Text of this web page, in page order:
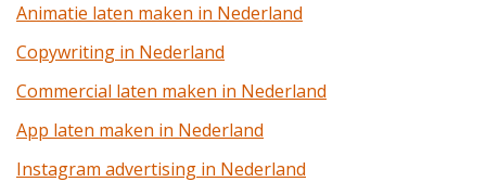
Animatie laten maken in Nederland
Copywriting in Nederland
Commercial laten maken in Nederland
App laten maken in Nederland
Instagram advertising in Nederland